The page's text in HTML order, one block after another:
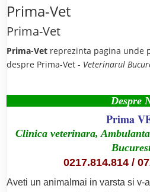
Prima-Vet
Prima-Vet
Prima-Vet reprezinta pagina unde
despre Prima-Vet - Veterinarul
Despre
Prima
Clinica veterinara,
0217.814.814/
Aveti un animalmai in varsta si v-